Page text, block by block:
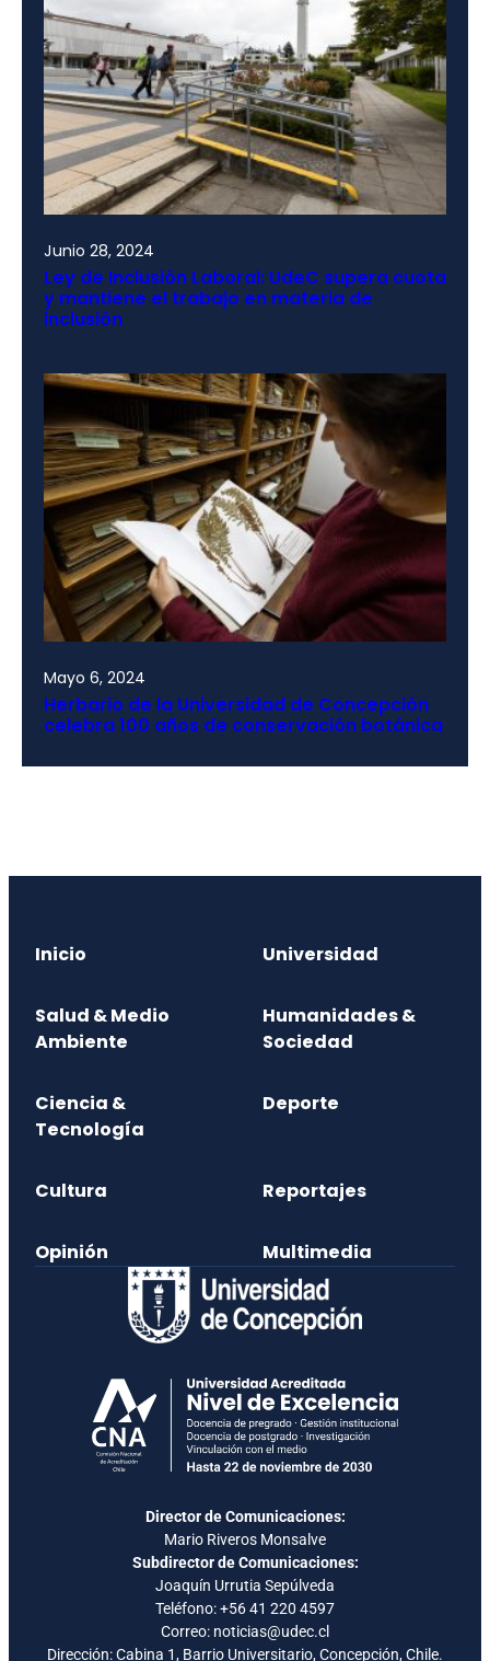
Junio 28, 2024
Ley de Inclusión Laboral: UdeC supera cuota
y mantiene el trabajo en materia de
inclusión
Mayo 6, 2024
Herbario de la Universidad de Concepción
celebra 100 años de conservación botánica
Inicio Universidad
Salud & Medio
Ambiente
Humanidades &
Sociedad
Ciencia &
Tecnología
Deporte
Cultura Reportajes
Opinión Multimedia
Director de Comunicaciones:
Mario Riveros Monsalve
Subdirector de Comunicaciones:
Joaquín Urrutia Sepúlveda
Teléfono:+56 41 220 4597
Correo: noticias@udec.cl
Dirección: Cabina 1, Barrio Universitario, Concepción, Chile.